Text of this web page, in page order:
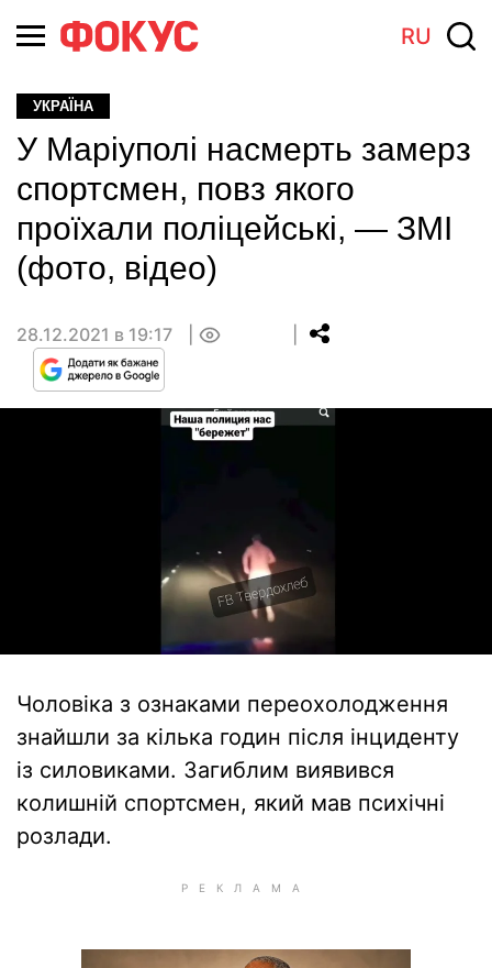
RU
УКРАЇНА
У Маріуполі насмерть замерз
спортсмен, повз якого
проїхали поліцейські, — ЗМІ
(фото, відео)
28.12.2021 в 19:17
Чоловіка з ознаками переохолодження
знайшли за кілька годин після інциденту
із силовиками. Загиблим виявився
колишній спортсмен, який мав психічні
розлади.